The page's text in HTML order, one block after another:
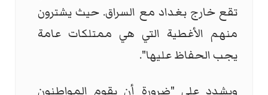
تقع خارج بغداد مع السراق. حيث يشترون
منهم الأغطية التي هي ممتلكات عامة
يجب الحفاظ عليها".
ويشدد على "ضرورة أن يقوم المواطنون